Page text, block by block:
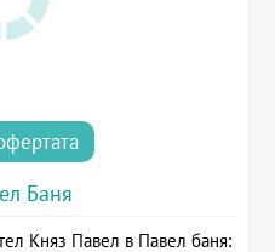
Баня
Княз Павел в Павел баня: